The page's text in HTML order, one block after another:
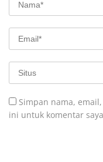
Simpan nama,
ini untuk komentar